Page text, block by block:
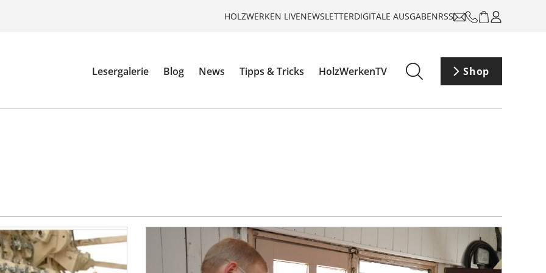
HOLZWERKEN LIVENEWSLETTERDIGITALE AUSGABENRSS
Lesergalerie Blog News Tipps & Tricks HolzWerkenTV Shop